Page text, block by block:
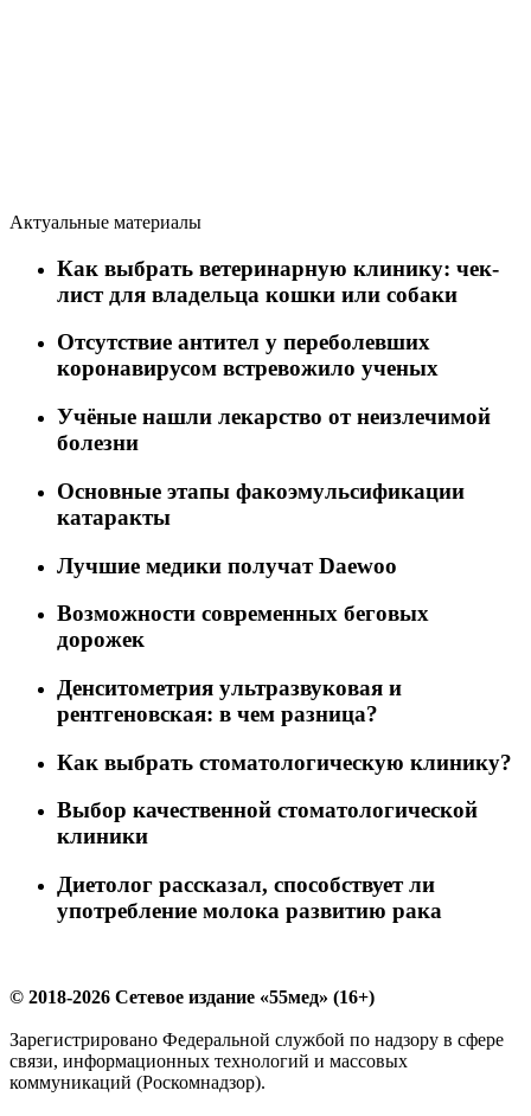
Актуальные материалы
Как выбрать ветеринарную клинику: чек-
лист для владельца кошки или собаки
Отсутствие антител у переболевших
коронавирусом встревожило ученых
Учёные нашли лекарство от неизлечимой
болезни
Основные этапы факоэмульсификации
катаракты
Лучшие медики получат Daewoo
Возможности современных беговых
дорожек
Денситометрия ультразвуковая и
рентгеновская: в чем разница?
Как выбрать стоматологическую клинику?
Выбор качественной стоматологической
клиники
Диетолог рассказал, способствует ли
употребление молока развитию рака
© 2018-2026 Сетевое издание «55мед» (16+)
Зарегистрировано Федеральной службой по надзору в сфере
связи, информационных технологий и массовых
коммуникаций (Роскомнадзор).